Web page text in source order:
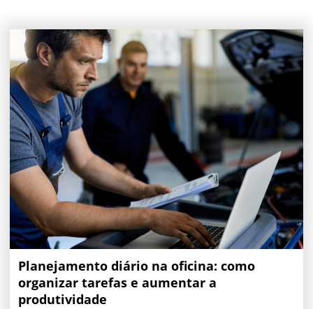
Planejamento diário na oficina: como
organizar tarefas e aumentar a
produtividade